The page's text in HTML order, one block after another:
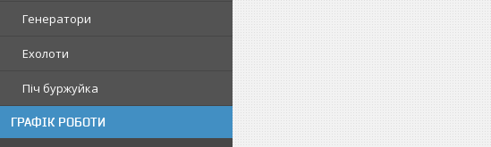
Генератори
Ехолоти
Піч буржуйка
ГРАФІК РОБОТИ